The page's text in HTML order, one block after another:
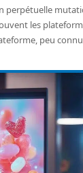
perpétuelle
les
peu